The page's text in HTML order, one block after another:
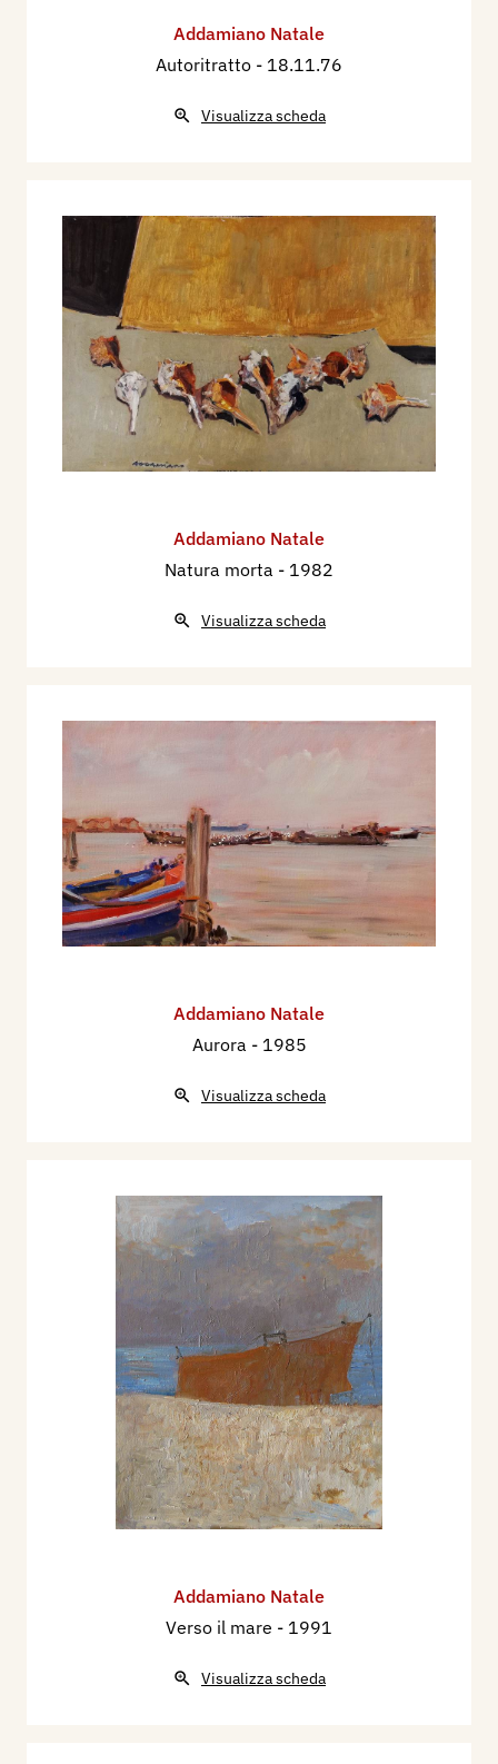
Addamiano Natale
Autoritratto - 18.11.76
Visualizza scheda
Addamiano Natale
Natura morta - 1982
Visualizza scheda
Addamiano Natale
Aurora - 1985
Visualizza scheda
Addamiano Natale
Verso il mare - 1991
Visualizza scheda